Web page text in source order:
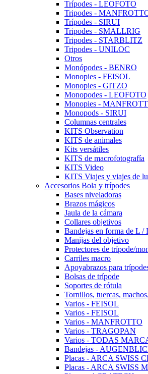
Trípodes - LEOFOTO
Tripodes -
Trípodes - SIRUI
Tripodes - SMALLRIG
Tripodes - STARBLITZ
Tripodes - UNILOC
Otros
Monópodes - BENRO
Monopies - FEISOL
Monopies - GITZO
Monopodes - LEOFOTO
Monopies -
Monopods - SIRUI
Columnas centrales
KITS Observation
KITS de animales
Kits versátiles
KITS de macrofotografía
KITS Video
KITS Viajes y viajes de
Accesorios Bola y trípodes
Bases niveladoras
Brazos mágicos
Jaula de la cámara
Collares objetivos
Bandejas en forma de L /
Manijas del objetivo
Protectores de trípode/
Carriles macro
Apoyabrazos para
Bolsas de trípode
Soportes de rótula
Tornillos, tuercas,
Varios - FEISOL
Varios - FEISOL
Varios - MANFROTTO
Varios - TRAGOPAN
Varios - TODAS
Bandejas -
Placas - ARCA SWISS
Placas - ARCA SWISS